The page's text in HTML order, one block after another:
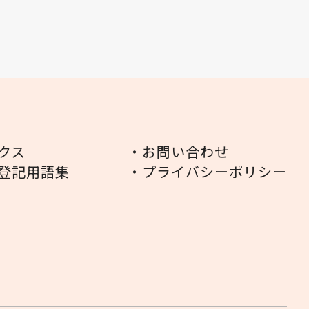
ス
記用語集
・お問い合わせ
・プライバシーポリシー